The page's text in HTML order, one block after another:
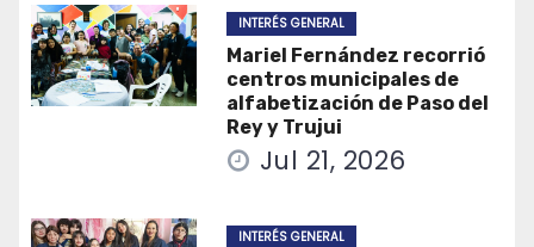
INTERÉS GENERAL
Mariel Fernández recorrió
centros municipales de
alfabetización de Paso del
Rey y Trujui
Jul 21, 2026
INTERÉS GENERAL